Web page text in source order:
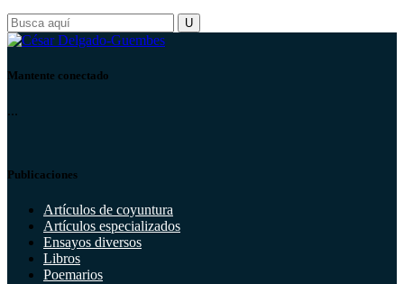
Mantente conectado
...
Publicaciones
Artículos de coyuntura
Artículos especializados
Ensayos diversos
Libros
Poemarios